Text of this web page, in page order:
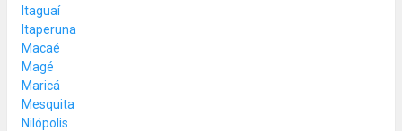
Itaguaí
Itaperuna
Macaé
Magé
Maricá
Mesquita
Nilópolis